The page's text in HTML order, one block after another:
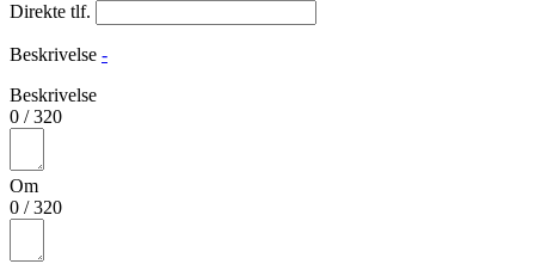
Direkte tlf.
Beskrivelse -
Beskrivelse
0 /320
Om
0 /320